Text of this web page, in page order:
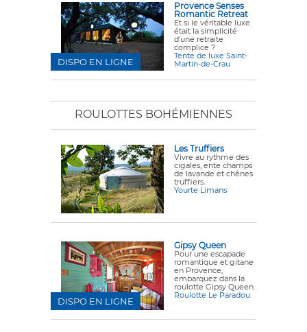
Provence Senses
Romantic Retreat
Et si le véritable luxe
était la simplicité
d'une retraite
complice ?
Tente de luxe Saint-
Martin-de-Crau
DISPO EN LIGNE
ROULOTTES BOHÉMIENNES
Les Truffiers
Vivre au rythme des
cigales, ente champs
de lavande et chênes
truffiers.
Yourte Limans
Gipsy Queen
Pour une escapade
romantique et gitane
en Provence,
embarquez dans la
roulotte Gipsy Queen.
Roulotte Le Paradou
DISPO EN LIGNE